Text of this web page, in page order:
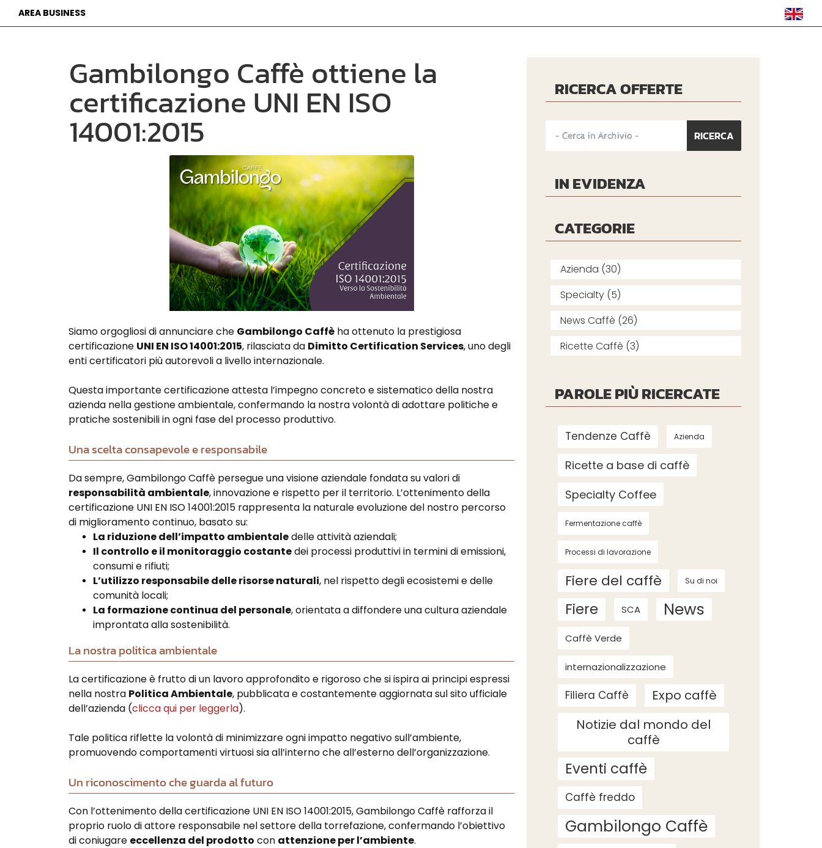
AREA BUSINESS
Gambilongo Caffè ottiene la
certificazione UNI EN ISO
14001:2015
Siamo orgogliosi di annunciare che Gambilongo Caffè ha ottenuto la prestigiosa
certificazione UNI EN ISO 14001:2015, rilasciata da Dimitto Certification Services, uno degli
enti certificatori più autorevoli a livello internazionale.
Questa importante certificazione attesta l’impegno concreto e sistematico della nostra
azienda nella gestione ambientale, confermando la nostra volontà di adottare politiche e
pratiche sostenibili in ogni fase del processo produttivo.
Una scelta consapevole e responsabile
Da sempre, Gambilongo Caffè persegue una visione aziendale fondata su valori di
responsabilità ambientale, innovazione e rispetto per il territorio. L’ottenimento della
certificazione UNI EN ISO 14001:2015 rappresenta la naturale evoluzione del nostro percorso
di miglioramento continuo, basato su:
La riduzione dell’impatto ambientaledelle attività aziendali;
Il controllo e il monitoraggio costantedei processi produttivi in termini di emissioni,
consumi e rifiuti;
L’utilizzo responsabile delle risorse naturali, nel rispetto degli ecosistemi e delle
comunità locali;
La formazione continua del personale, orientata a diffondere una cultura aziendale
improntata alla sostenibilità.
La nostra politica ambientale
La certificazione è frutto di un lavoro approfondito e rigoroso che si ispira ai principi espressi
nella nostra Politica Ambientale, pubblicata e costantemente aggiornata sul sito ufficiale
dell’azienda (clicca qui per leggerla).
Tale politica riflette la volontà di minimizzare ogni impatto negativo sull’ambiente,
promuovendo comportamenti virtuosi sia all’interno che all’esterno dell’organizzazione.
Un riconoscimento che guarda al futuro
Con l’ottenimento della certificazione UNI EN ISO 14001:2015, Gambilongo Caffè rafforza il
proprio ruolo di attore responsabile nel settore della torrefazione, confermando l’obiettivo
di coniugare eccellenza del prodotto con attenzione per l’ambiente.
RICERCA OFFERTE
IN EVIDENZA
CATEGORIE
Azienda (30)
Specialty (5)
News Caffè (26)
Ricette Caffè (3)
PAROLE PIÙ RICERCATE
Tendenze Caffè Azienda
Ricette a base di caffè
Specialty Coffee
Fermentazione caffè
Processi di lavorazione
Fiere del caffè Su di noi
Fiere SCA News
Caffè Verde
internazionalizzazione
Filiera Caffè
Expo caffè
Notizie dal mondo del
caffè
Eventi caffè
Caffè freddo
Gambilongo Caffè